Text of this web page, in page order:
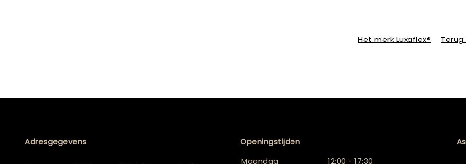
Het merk Luxaflex®
Adresgegevens
Openingstijden
Maandag
12:00 - 17:30